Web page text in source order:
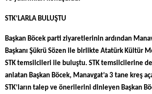
STK’LARLA BULUŞTU
Başkan Böcek parti ziyaretlerinin ardından
Başkanı Şükrü Sözen ile birlikte Atatürk Kültür
STK temsilcileri ile buluştu. STK temsilcilerine
anlatan Başkan Böcek, Manavgat’a 3 tane kreş
STK’ların talep ve önerilerini dinleyen Başkan